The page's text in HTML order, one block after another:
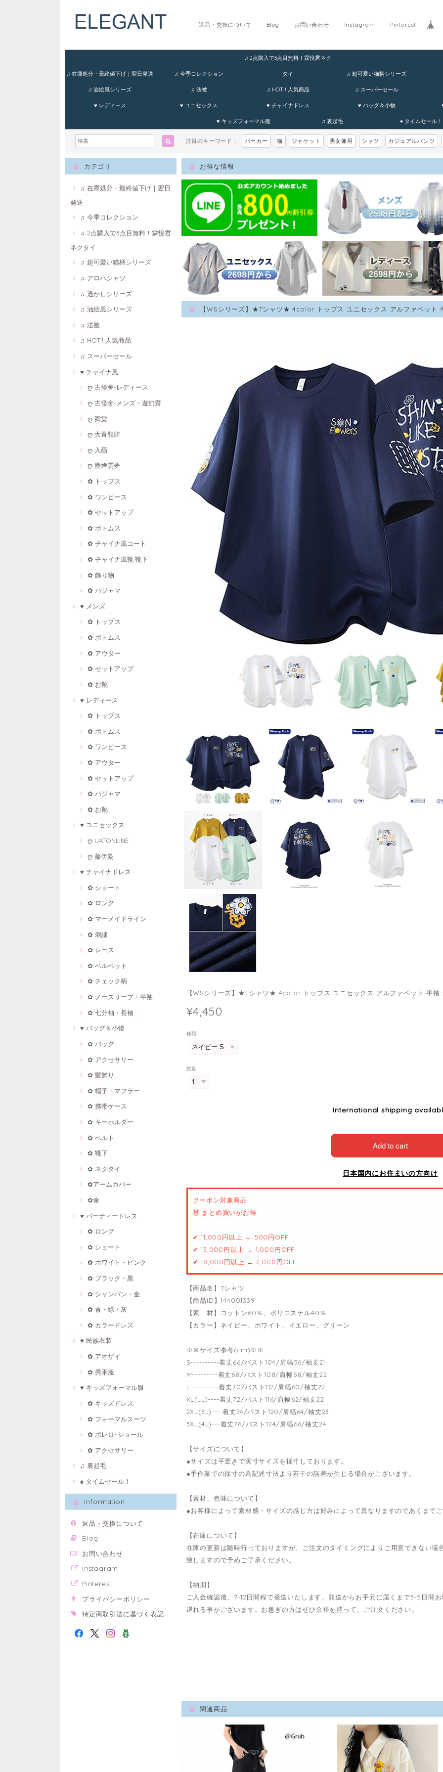
Pinterest
Instagram
お問い合わせ
Blog
返品・交換について
♫ 在庫処分・最終値下げ｜翌日発送 ♫ 今季コレクション
♫ 2点購入で3点目無料！霖悅君ネク
タイ ♫ 超可愛い猫柄シリーズ
♫ 油絵風シリーズ ♫ 法被 ♫ HOT!! 人気商品 ♫ スーパーセール
♥ レディース ♥ ユニセックス ♥ チャイナドレス ♥ バッグ＆小物
♥ キッズフォーマル服 ♫ 裏起毛 ♠ タイムセール！
注目のキーワード： パーカー 猫 ジャケット 男女兼用 シャツ カジュアルパンツ
カテゴリ
♫ 在庫処分・最終値下げ｜翌日
発送
♫ 今季コレクション
♫ 2点購入で3点目無料！霖悅君
ネクタイ
♫ 超可愛い猫柄シリーズ
♫ アロハシャツ
♫ 透かしシリーズ
♫ 油絵風シリーズ
♫ 法被
♫ HOT!! 人気商品
♫ スーパーセール
♥ チャイナ風
ღ 古怪舍-レディース
ღ 古怪舍-メンズ・遊幻齋
ღ 卿棠
ღ 大青龍肆
ღ 入画
ღ 塵煙雲夢
✿ トップス
✿ ワンピース
✿ セットアップ
✿ ボトムス
✿ チャイナ風コート
✿ チャイナ風靴·靴下
✿ 飾り物
✿ パジャマ
♥ メンズ
✿ トップス
✿ ボトムス
✿ アウター
✿ セットアップ
✿ お靴
♥ レディース
✿ トップス
✿ ボトムス
✿ ワンピース
✿ アウター
✿ セットアップ
✿ パジャマ
✿ お靴
♥ ユニセックス
ღ UATONLINE
ღ 藤伊曼
♥ チャイナドレス
✿ ショート
✿ ロング
✿ マーメイドライン
✿ 刺繍
✿ レース
✿ ベルベット
✿ チェック柄
✿ ノースリープ・半袖
✿ 七分袖・長袖
♥ バッグ＆小物
✿ バッグ
✿ アクセサリー
✿ 髪飾り
✿ 帽子・マフラー
✿ 携帯ケース
✿ キーホルダー
✿ ベルト
✿ 靴下
✿ ネクタイ
✿アームカバー
✿傘
♥ パーティードレス
✿ ロング
✿ ショート
✿ ホワイト・ピンク
✿ ブラック・黒
✿ シャンパン・金
✿ 青・緑・灰
✿ カラードレス
♥ 民族衣装
✿ アオザイ
✿ 秀禾服
♥ キッズフォーマル服
✿ キッズドレス
✿ フォーマルスーツ
✿ ボレロ･ショール
✿ アクセサリー
♫ 裏起毛
♠ タイムセール！
Information
返品・交換について
Blog
お問い合わせ
Instagram
Pinterest
プライバシーポリシー
特定商取引法に基づく表記
お得な情報
【WSシリーズ】★Tシャツ★ 4color トップス ユニセックス アルファベット
【WSシリーズ】★Tシャツ★ 4color トップス ユニセックス アルファベット 半袖
¥4,450
種類
数量
International shipping
Add to cart
日本国内にお住まいの方向け
クーポン対象商品
🉐 まとめ買いがお得
✔ 11,000円以上 → 500円OFF
✔ 13,000円以上 → 1,000円OFF
✔ 18,000円以上 → 2,000円OFF
【商品名】Tシャツ
【商品ID】144001339
【素 材】コットン60％、ポリエステル40％
【カラー】ネイビー、ホワイト、イエロー、グリーン
※※サイズ参考(cm)※※
S----------着丈66/バスト104/肩幅56/袖丈21
M---------着丈68/バスト108/肩幅58/袖丈22
L----------着丈70/バスト112/肩幅60/袖丈22
XL(LL)----着丈72/バスト116/肩幅62/袖丈22
2XL(3L)--- 着丈74/バスト120/肩幅64/袖丈23
3XL(4L)---着丈76/バスト124/肩幅66/袖丈24
【サイズについて】
●サイズは平置きで実寸サイズを採寸しております。
●手作業での採寸の為記述寸法より若干の誤差が生じる場合がございます。
【素材、色味について】
●お客様によって素材感・サイズの感じ方は好みによって異なりますのであくまで
【在庫について】
在庫の更新は随時行っておりますが、ご注文のタイミングによりご用意できない
致しますので予めご了承ください。
【納期】
ご入金確認後、7-12日間程で発送いたします。発送からお手元に届くまで3-5日間
遅れる事がございます。お急ぎの方はぜひ余裕を持って、ご注文ください。
関連商品